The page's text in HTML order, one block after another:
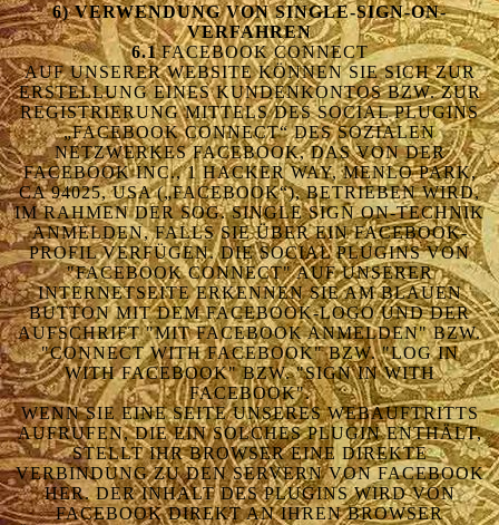
6) VERWENDUNG VON SINGLE-SIGN-ON-
VERFAHREN
6.1FACEBOOK CONNECT
AUF UNSERER WEBSITE KÖNNEN SIE SICH ZUR
ERSTELLUNG EINES KUNDENKONTOS BZW. ZUR
REGISTRIERUNG MITTELS DES SOCIAL PLUGINS
„FACEBOOK CONNECT“ DES SOZIALEN
NETZWERKES FACEBOOK, DAS VON DER
FACEBOOK INC., 1 HACKER WAY, MENLO PARK,
CA 94025, USA („FACEBOOK“), BETRIEBEN WIRD,
IM RAHMEN DER SOG. SINGLE SIGN ON-TECHNIK
ANMELDEN, FALLS SIE ÜBER EIN FACEBOOK-
PROFIL VERFÜGEN. DIE SOCIAL PLUGINS VON
"FACEBOOK CONNECT" AUF UNSERER
INTERNETSEITE ERKENNEN SIE AM BLAUEN
BUTTON MIT DEM FACEBOOK-LOGO UND DER
AUFSCHRIFT "MIT FACEBOOK ANMELDEN" BZW.
"CONNECT WITH FACEBOOK" BZW. "LOG IN
WITH FACEBOOK" BZW. "SIGN IN WITH
FACEBOOK".
WENN SIE EINE SEITE UNSERES WEBAUFTRITTS
AUFRUFEN, DIE EIN SOLCHES PLUGIN ENTHÄLT,
STELLT IHR BROWSER EINE DIREKTE
VERBINDUNG ZU DEN SERVERN VON FACEBOOK
HER. DER INHALT DES PLUGINS WIRD VON
FACEBOOK DIREKT AN IHREN BROWSER